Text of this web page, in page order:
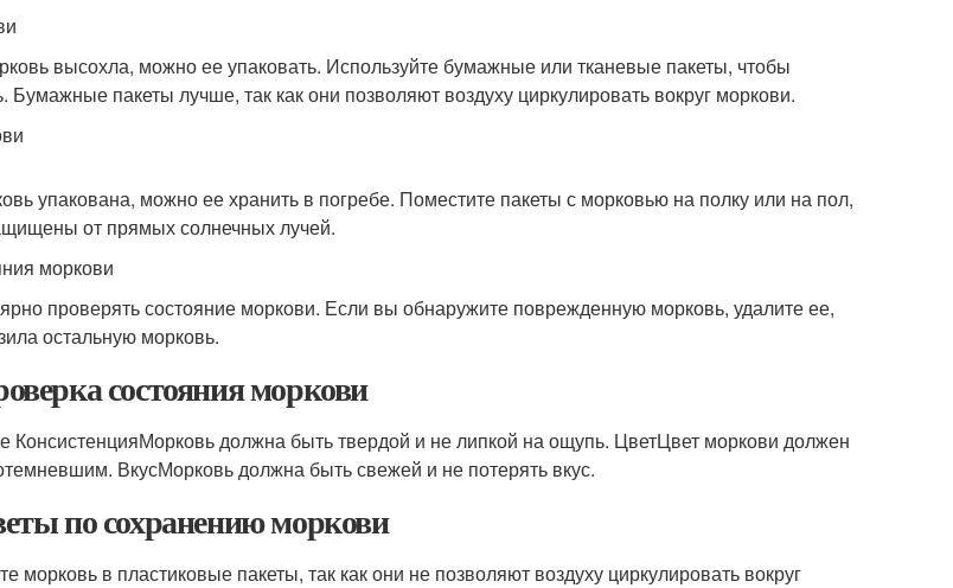
высохла, можно ее упаковать. Используйте бумажные или тканевые пакеты, чтобы
Бумажные пакеты лучше, так как они позволяют воздуху циркулировать вокруг моркови.
упакована, можно ее хранить в погребе. Поместите пакеты с морковью на полку или на пол,
от прямых солнечных лучей.
моркови
проверять состояние моркови. Если вы обнаружите поврежденную морковь, удалите ее,
остальную морковь.
состояния моркови
КонсистенцияМорковь должна быть твердой и не липкой на ощупь. ЦветЦвет моркови должен
ВкусМорковь должна быть свежей и не потерять вкус.
по сохранению моркови
морковь в пластиковые пакеты, так как они не позволяют воздуху циркулировать вокруг